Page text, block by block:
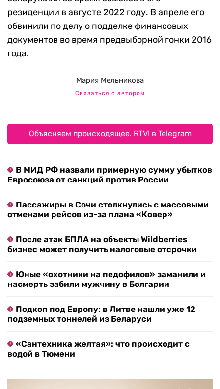
резиденции в августе 2022 году. В апреле его
обвинили по делу о подделке финансовых
документов во время предвыборной гонки 2016
года.
Мария Мельникова
Связаться с автором
Объясняем происходящее. RTVI в Telegram
В МИД РФ назвали примерную сумму убытков
Евросоюза от санкций против России
Пассажиры в Сочи столкнулись с массовыми
отменами рейсов из-за плана «Ковер»
После атак БПЛА на объекты Wildberries
бизнес может получить налоговые отсрочки
Юные «охотники на педофилов» заманили и
насмерть забили мужчину в Болгарии
Подкоп под Европу: в Литве нашли уже 12
подземных тоннелей из Беларуси
«Сантехника желтая»: что происходит с
водой в Тюмени